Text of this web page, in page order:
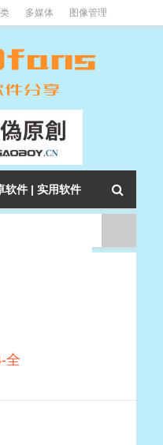
多媒体 图像管理
软件 | 实用软件
全